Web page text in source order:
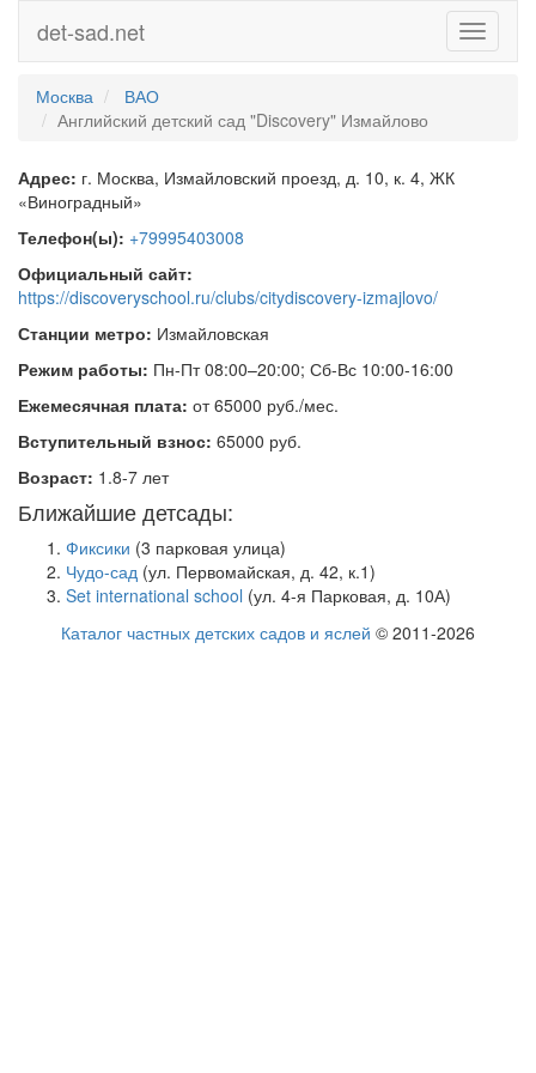
Toggle
det-sad.net
Москва
ВАО
Английский детский сад "Discovery" Измайлово
Адрес: г. Москва, Измайловский проезд, д. 10, к. 4, ЖК
«Виноградный»
Телефон(ы): +79995403008
Официальный сайт:
https://discoveryschool.ru/clubs/citydiscovery-izmajlovo/
Станции метро: Измайловская
Режим работы: Пн-Пт 08:00–20:00; Сб-Вс 10:00-16:00
Ежемесячная плата: от 65000 руб./мес.
Вступительный взнос: 65000 руб.
Возраст: 1.8-7 лет
Ближайшие детсады:
Фиксики (3 парковая улица)
Чудо-сад (ул. Первомайская, д. 42, к.1)
Set international school (ул. 4-я Парковая, д. 10А)
Каталог частных детских садов и яслей © 2011-2026